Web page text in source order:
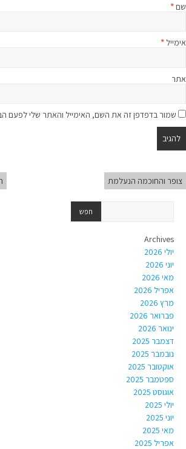
שם*
אימייל *
אתר
שמור בדפדפן זה את השם, האימייל והאתר שלי לפעם
צופר והחוכמה הנעלמת
Archives
יולי 2026
יוני 2026
מאי 2026
אפריל 2026
מרץ 2026
פברואר 2026
ינואר 2026
דצמבר 2025
נובמבר 2025
אוקטובר 2025
ספטמבר 2025
אוגוסט 2025
יולי 2025
יוני 2025
מאי 2025
אפריל 2025